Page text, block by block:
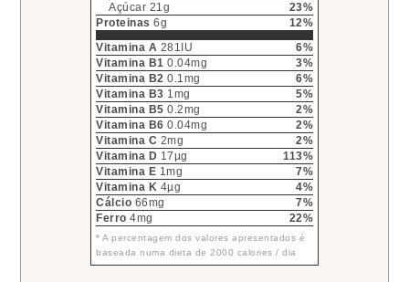
Açúcar 21g
23%
Proteinas 6g
12%
Vitamina A 281IU
6%
Vitamina B1 0.04mg
3%
Vitamina B2 0.1mg
6%
Vitamina B3 1mg
5%
Vitamina B5 0.2mg
2%
Vitamina B6 0.04mg
2%
Vitamina C 2mg
2%
Vitamina D 17µg
113%
Vitamina E 1mg
7%
Vitamina K 4µg
4%
Cálcio 66mg
7%
Ferro 4mg 22%
* A percentagem dos valores apresentados é
baseada numa dieta de 2000 calories / dia